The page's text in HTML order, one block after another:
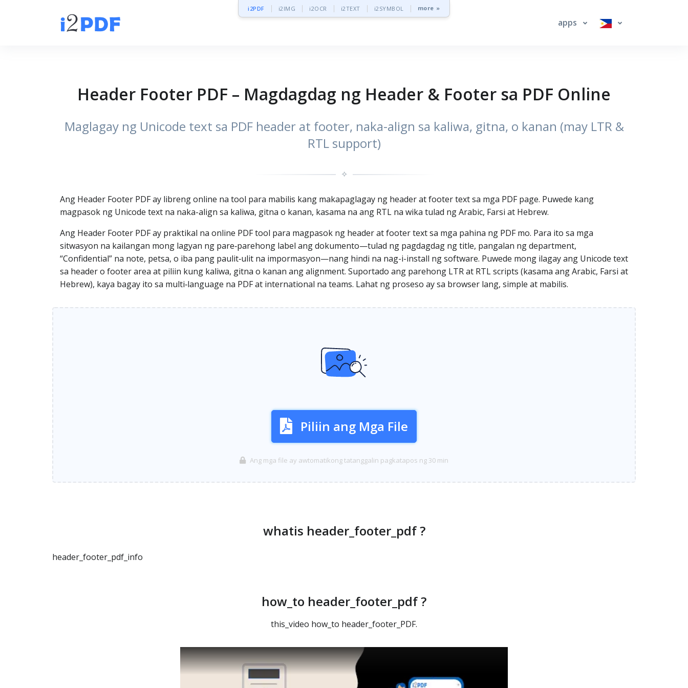
i2PDF i2IMG i2OCR i2TEXT i2SYMBOL more »
apps
Header Footer PDF – Magdagdag ng Header & Footer sa PDF Online
Maglagay ng Unicode text sa PDF header at footer, naka-align sa kaliwa, gitna, o kanan (may LTR &
RTL support)
✧
Ang Header Footer PDF ay libreng online na tool para mabilis kang makapaglagay ng header at footer text sa mga PDF page. Puwede kang
magpasok ng Unicode text na naka-align sa kaliwa, gitna o kanan, kasama na ang RTL na wika tulad ng Arabic, Farsi at Hebrew.
Ang Header Footer PDF ay praktikal na online PDF tool para magpasok ng header at footer text sa mga pahina ng PDF mo. Para ito sa mga
sitwasyon na kailangan mong lagyan ng pare‑parehong label ang dokumento—tulad ng pagdagdag ng title, pangalan ng department,
“Confidential” na note, petsa, o iba pang paulit‑ulit na impormasyon—nang hindi na nag-i-install ng software. Puwede mong ilagay ang Unicode text
sa header o footer area at piliin kung kaliwa, gitna o kanan ang alignment. Suportado ang parehong LTR at RTL scripts (kasama ang Arabic, Farsi at
Hebrew), kaya bagay ito sa multi‑language na PDF at international na teams. Lahat ng proseso ay sa browser lang, simple at mabilis.
Piliin ang Mga File
Ang mga file ay awtomatikong tatanggalin pagkatapos ng 30 min
whatis header_footer_pdf ?
header_footer_pdf_info
how_to header_footer_pdf ?
this_video how_to header_footer_PDF.